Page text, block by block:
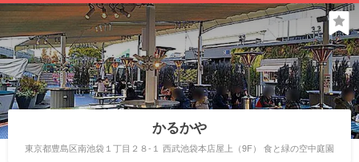
かるかや
東京都豊島区南池袋１丁目２８-１ 西武池袋本店屋上（9F） 食と緑の空中庭園